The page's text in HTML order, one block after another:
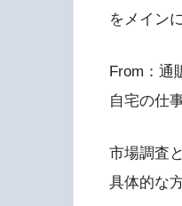
をメイン
From：通
自宅の仕
市場調査
具体的な